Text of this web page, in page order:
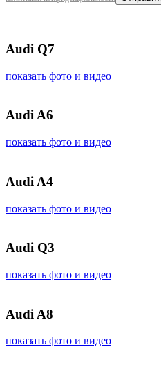
Audi Q7
показать фото и видео
Audi A6
показать фото и видео
Audi A4
показать фото и видео
Audi Q3
показать фото и видео
Audi A8
показать фото и видео